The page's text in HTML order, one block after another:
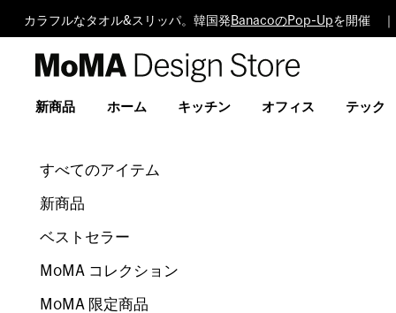
カラフルなタオル&スリッパ。韓国発 BanacoのPop-Upを開催
Design
新商品 ホーム キッチン オフィス テック
すべてのアイテム
新商品
ベストセラー
MoMA コレクション
MoMA 限定商品